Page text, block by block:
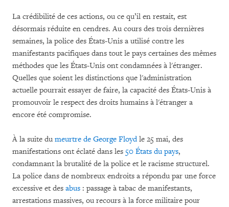
La crédibilité de ces actions, ou ce qu’il en restait, est
désormais réduite en cendres. Au cours des trois dernières
semaines, la police des États-Unis a utilisé contre les
manifestants pacifiques dans tout le pays certaines des mêmes
méthodes que les États-Unis ont condamnées à l'étranger.
Quelles que soient les distinctions que l'administration
actuelle pourrait essayer de faire, la capacité des États-Unis à
promouvoir le respect des droits humains à l'étranger a
encore été compromise.
À la suite du meurtre de George Floydle 25 mai, des
manifestations ont éclaté dans les 50 États du pays,
condamnant la brutalité de la police et le racisme structurel.
La police dans de nombreux endroits a répondu par une force
excessive et des abus : passage à tabac de manifestants,
arrestations massives, ou recours à la force militaire pour